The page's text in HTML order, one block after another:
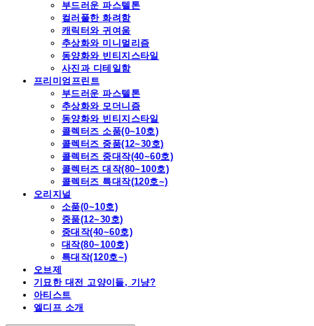
부드러운 파스텔톤
컬러풀한 화려함
캐릭터와 귀여움
추상화와 미니멀리즘
동양화와 빈티지스타일
사진과 디테일함
프리미엄프린트
부드러운 파스텔톤
추상화와 모더니즘
동양화와 빈티지스타일
콜렉터즈 소품(0~10호)
콜렉터즈 중품(12~30호)
콜렉터즈 중대작(40~60호)
콜렉터즈 대작(80~100호)
콜렉터즈 특대작(120호~)
오리지널
소품(0~10호)
중품(12~30호)
중대작(40~60호)
대작(80~100호)
특대작(120호~)
오브제
기묘한 대전 고양이들, 기냥?
아티스트
엘디프 소개